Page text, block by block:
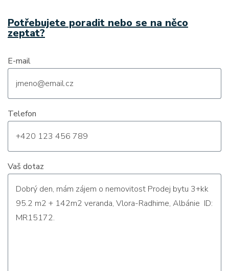
Potřebujete poradit nebo se na něco
zeptat?
E-mail
Telefon
Vaš dotaz